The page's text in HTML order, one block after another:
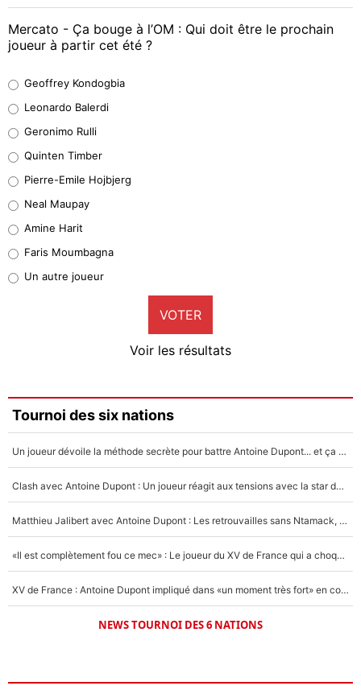
Mercato - Ça bouge à l’OM : Qui doit être le prochain
joueur à partir cet été ?
38%
32%
5%
1%
9%
Faris Moumbagna
4%
Un autre joueur
5%
Geoffrey Kondogbia
Leonardo Balerdi
Geronimo Rulli
Quinten Timber
Pierre-Emile Hojbjerg
Neal Maupay
Amine Harit
Faris Moumbagna
Un autre joueur
VOTER
Voir les résultats
Tournoi des six nations
Un joueur dévoile la méthode secrète pour battre Antoine Dupont... et ça marche !
Clash avec Antoine Dupont : Un joueur réagit aux tensions avec la star du XV de France !
Matthieu Jalibert avec Antoine Dupont : Les retrouvailles sans Ntamack, «il y a eu des discussions»
«Il est complètement fou ce mec» : Le joueur du XV de France qui a choqué Matthieu Jalibert !
XV de France : Antoine Dupont impliqué dans «un moment très fort» en coulisses
NEWS TOURNOI DES 6 NATIONS